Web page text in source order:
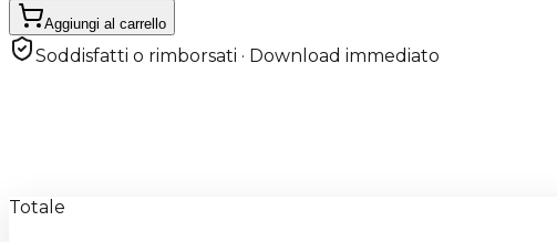
Aggiungi al carrello
Soddisfatti o rimborsati · Download immediato
Totale